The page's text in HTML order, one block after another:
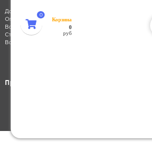
Корзина
0
руб
Доставка заказа
Оплата заказа
Возврат заказа
Стать клиентом
Восстановление пароля
Присоединяйся к нам: